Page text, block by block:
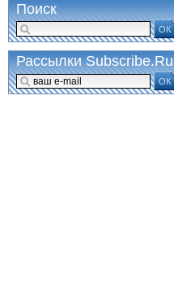
Поиск
ОК
Рассылки Subscribe.Ru
ОК